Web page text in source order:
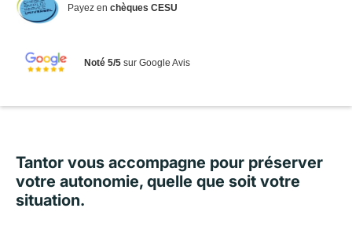
Payez en chèques CESU
Noté 5/5sur Google Avis
Tantor vous accompagne pour préserver
votre autonomie, quelle que soit votre
situation.